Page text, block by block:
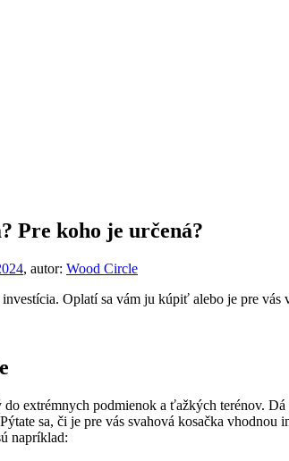
Pre koho je určená?
, autor: Wood Circle
Oplatí sa vám ju kúpiť alebo je pre
extrémnych podmienok a ťažkých terénov.
sa, či je pre vás svahová kosačka
napríklad: